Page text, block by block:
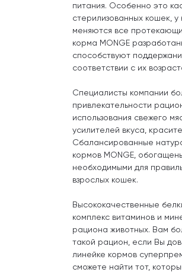
питания. Особенно это
стерилизованных кошек,
меняются все
корма MONGE
способствуют
соответствии с их
Специалисты компании
привлекательности
использования свежего
усилителей вкуса,
Сбалансированные
кормов MONGE,
необходимыми для
взрослых кошек.
Высококачественные
комплекс витаминов и
рациона животных. Вам
такой рацион, если Вы
линейке кормов
сможете найти тот,